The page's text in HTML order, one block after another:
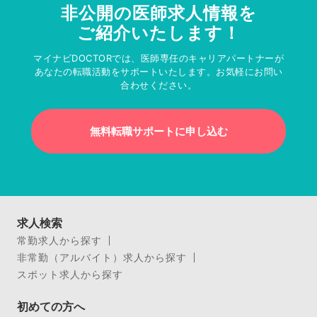
非公開の医師求人情報を
ご紹介いたします！
マイナビDOCTORでは、医師専任のキャリアパートナーが
あなたの転職活動をサポートいたします。お気軽にお問い
合わせください。
無料転職サポートに申し込む
求人検索
常勤求人から探す
非常勤（アルバイト）求人から探す
スポット求人から探す
初めての方へ